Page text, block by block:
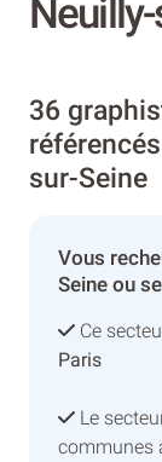
36
sur-Seine
Vous
Seine ou
Ce
Paris
Le
communes